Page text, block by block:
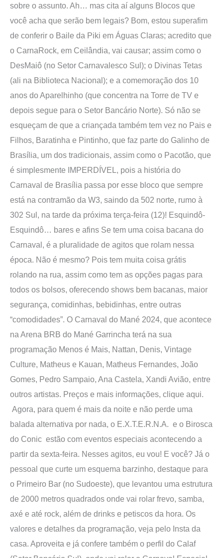
sobre o assunto. Ah… mas cita aí alguns Blocos que
você acha que serão bem legais? Bom, estou superafim
de conferir o Baile da Piki em Águas Claras; acredito que
o CarnaRock, em Ceilândia, vai causar; assim como o
DesMaiô (no Setor Carnavalesco Sul); o Divinas Tetas
(ali na Biblioteca Nacional); e a comemoração dos 10
anos do Aparelhinho (que concentra na Torre de TV e
depois segue para o Setor Bancário Norte). Só não se
esqueçam de que a criançada também tem vez no Pais e
Filhos, Baratinha e Pintinho, que faz parte do Galinho de
Brasília, um dos tradicionais, assim como o Pacotão, que
é simplesmente IMPERDÍVEL, pois a história do
Carnaval de Brasília passa por esse bloco que sempre
está na contramão da W3, saindo da 502 norte, rumo à
302 Sul, na tarde da próxima terça-feira (12)! Esquindô-
Esquindô… bares e afins Se tem uma coisa bacana do
Carnaval, é a pluralidade de agitos que rolam nessa
época. Não é mesmo? Pois tem muita coisa grátis
rolando na rua, assim como tem as opções pagas para
todos os bolsos, oferecendo shows bem bacanas, maior
segurança, comidinhas, bebidinhas, entre outras
“comodidades”. O Carnaval do Mané 2024, que acontece
na Arena BRB do Mané Garrincha terá na sua
programação Menos é Mais, Nattan, Denis, Vintage
Culture, Matheus e Kauan, Matheus Fernandes, João
Gomes, Pedro Sampaio, Ana Castela, Xandi Avião, entre
outros artistas. Preços e mais informações, clique aqui.
Agora, para quem é mais da noite e não perde uma
balada alternativa por nada, o E.X.T.E.R.N.A. e o Birosca
do Conic estão com eventos especiais acontecendo a
partir da sexta-feira. Nesses agitos, eu vou! E você? Já o
pessoal que curte um esquema barzinho, destaque para
o Primeiro Bar (no Sudoeste), que levantou uma estrutura
de 2000 metros quadrados onde vai rolar frevo, samba,
axé e até rock, além de drinks e petiscos da hora. Os
valores e detalhes da programação, veja pelo Insta da
casa. Aproveita e já confere também o perfil do Calaf